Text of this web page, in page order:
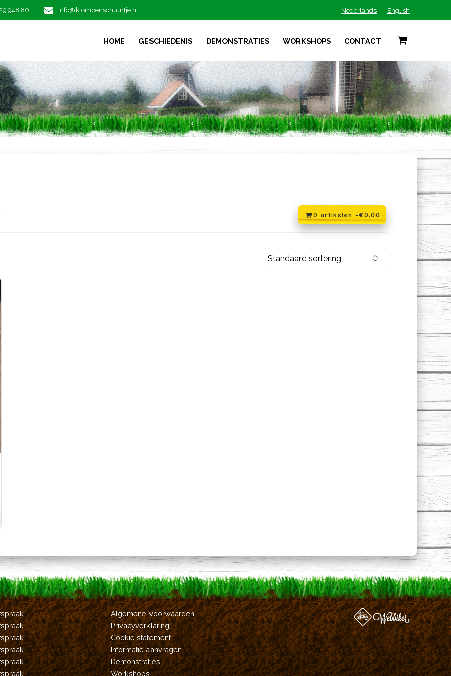
948 80 info@klompenschuurtje.nl Nederlands English
HOME GESCHIEDENIS DEMONSTRATIES WORKSHOPS CONTACT
0 artikelen -€0,00
Algemene Voorwaarden
Privacyverklaring
Cookie statement
Informatie aanvragen
Demonstraties
Workshops